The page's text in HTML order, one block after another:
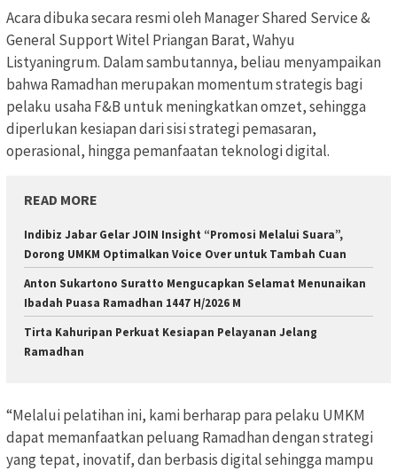
Acara dibuka secara resmi oleh Manager Shared Service &
General Support Witel Priangan Barat, Wahyu
Listyaningrum. Dalam sambutannya, beliau menyampaikan
bahwa Ramadhan merupakan momentum strategis bagi
pelaku usaha F&B untuk meningkatkan omzet, sehingga
diperlukan kesiapan dari sisi strategi pemasaran,
operasional, hingga pemanfaatan teknologi digital.
READ MORE
Indibiz Jabar Gelar JOIN Insight “Promosi Melalui Suara”,
Dorong UMKM Optimalkan Voice Over untuk Tambah Cuan
Anton Sukartono Suratto Mengucapkan Selamat Menunaikan
Ibadah Puasa Ramadhan 1447 H/2026 M
Tirta Kahuripan Perkuat Kesiapan Pelayanan Jelang
Ramadhan
“Melalui pelatihan ini, kami berharap para pelaku UMKM
dapat memanfaatkan peluang Ramadhan dengan strategi
yang tepat, inovatif, dan berbasis digital sehingga mampu